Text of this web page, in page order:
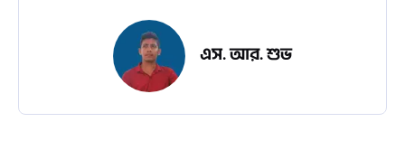
এস. আর. শুভ